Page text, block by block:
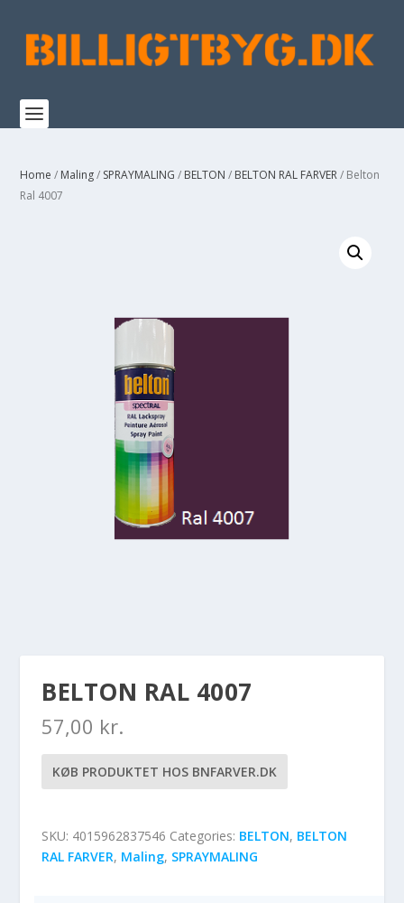
Home / Maling/ SPRAYMALING / BELTON / BELTON RAL FARVER/ Belton
Ral 4007
BELTON RAL 4007
57,00 kr.
KØB PRODUKTET HOS BNFARVER.DK
SKU: 4015962837546 Categories: BELTON, BELTON
RAL FARVER, Maling, SPRAYMALING